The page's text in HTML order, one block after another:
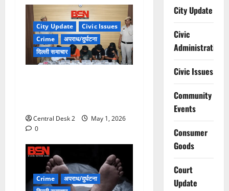
City Update
Civic Issues
Crime
अपराध/दुर्घटना
दिल्ली समाचार
Central Desk 2
May 1, 2026
0
Crime
अपराध/दुर्घटना
City Update
Civic
Administration
Civic Issues
Community
Events
Consumer
Goods
Court
Update